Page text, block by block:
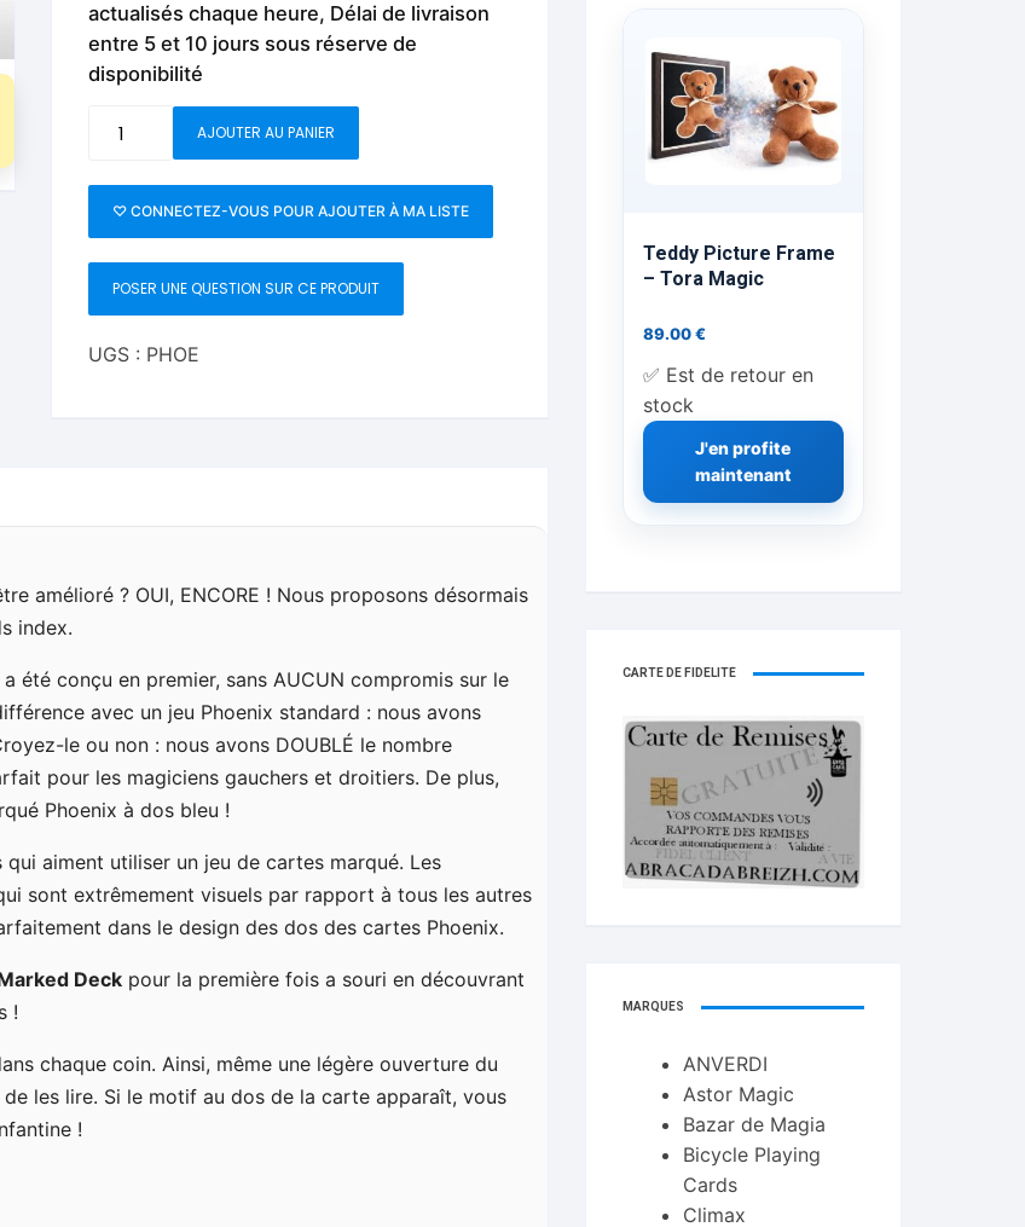
Fleurs C.Up
Liquides C.Up
Magie Numérique
Mentalisme close up
Pièces-Billets
Cordes
Foulards
Grandes illusions
La Magie pour les Enfants
Liquides
Livres de tours de Pièces Les Produits Flash Feu
actualisés chaque heure, Délai de livraison
entre 5 et 10 jours sous réserve de
disponibilité
Marked
Deck
Red
AJOUTER AU PANIER
♡ CONNECTEZ-VOUS POUR AJOUTER À MA LISTE
POSER UNE QUESTION SUR CE PRODUIT
UGS : PHOE
amélioré ? OUI, ENCORE ! Nous proposons désormais
index.
été conçu en premier, sans AUCUN compromis sur le
avec un jeu Phoenix standard : nous avons
le ou non : nous avons DOUBLÉ le nombre
pour les magiciens gauchers et droitiers. De plus,
Phoenix à dos bleu !
aiment utiliser un jeu de cartes marqué. Les
sont extrêmement visuels par rapport à tous les autres
dans le design des dos des cartes Phoenix.
Deck pour la première fois a souri en découvrant
!
chaque coin. Ainsi, même une légère ouverture du
les lire. Si le motif au dos de la carte apparaît, vous
!
Teddy Picture Frame
– Tora Magic
89.00€
✅ Est de retour en
stock
J'en profite
maintenant
CARTE DE FIDELITÉ
MARQUES
ANVERDI
Astor Magic
Bazar de Magia
Bicycle Playing
Cards
Climax